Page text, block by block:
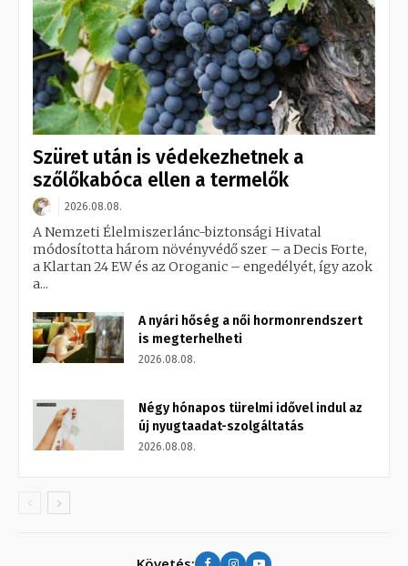
Szüret után is védekezhetnek a
szőlőkabóca ellen a termelők
2026.08.08.
A Nemzeti Élelmiszerlánc-biztonsági Hivatal
módosította három növényvédő szer – a Decis Forte,
a Klartan 24 EW és az Oroganic – engedélyét, így azok
a...
A nyári hőség a női hormonrendszert
is megterhelheti
2026.08.08.
Négy hónapos türelmi idővel indul az
új nyugtaadat-szolgáltatás
2026.08.08.